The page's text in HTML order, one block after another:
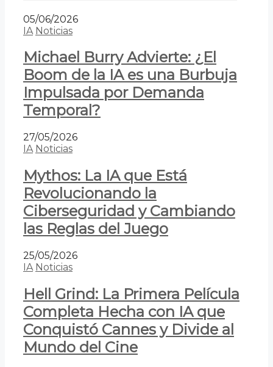
05/06/2026
IA Noticias
Michael Burry Advierte: ¿El
Boom de la IA es una Burbuja
Impulsada por Demanda
Temporal?
27/05/2026
IA Noticias
Mythos: La IA que Está
Revolucionando la
Ciberseguridad y Cambiando
las Reglas del Juego
25/05/2026
IA Noticias
Hell Grind: La Primera Película
Completa Hecha con IA que
Conquistó Cannes y Divide al
Mundo del Cine